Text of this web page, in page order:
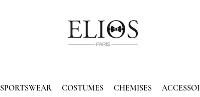
SPORTSWEAR COSTUMES CHEMISES